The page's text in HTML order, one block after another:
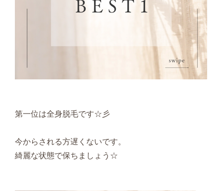
第一位は全身脱毛です☆彡
今からされる方遅くないです。
綺麗な状態で保ちましょう☆